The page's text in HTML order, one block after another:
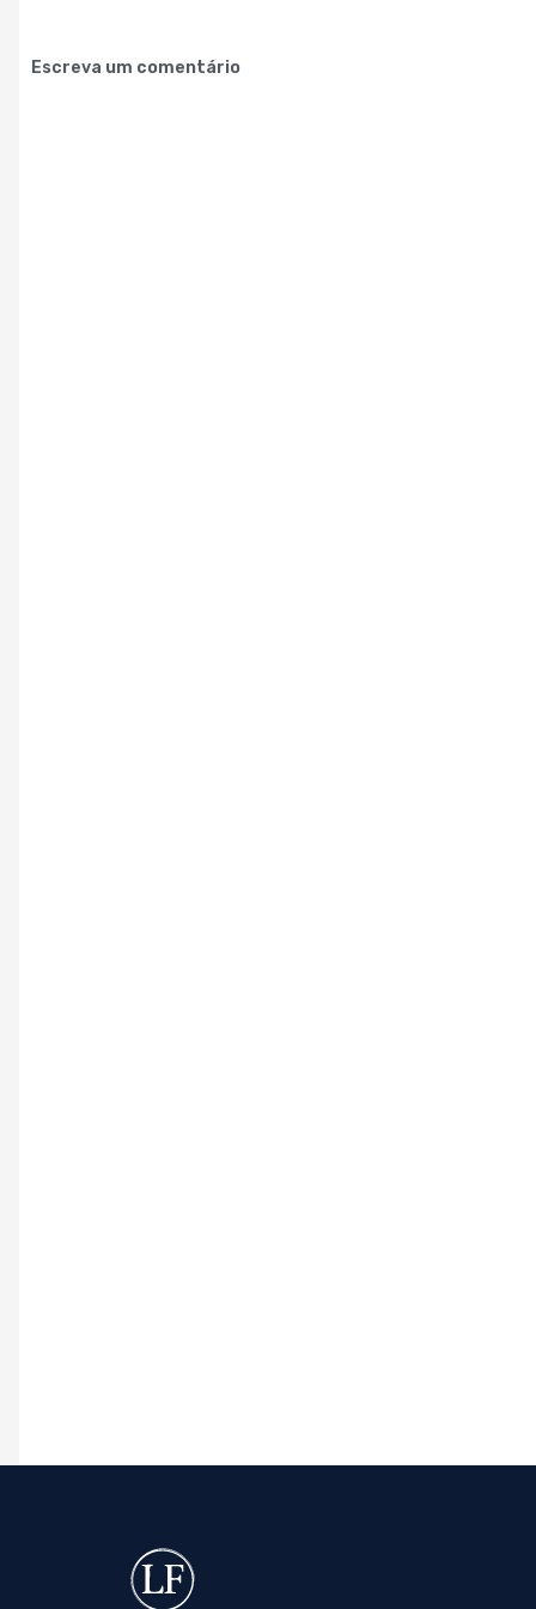
Escreva um comentário